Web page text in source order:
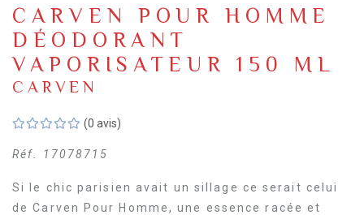
CARVEN POUR HOMME
DÉODORANT
VAPORISATEUR 150 ML
CARVEN
(0 avis)
Réf. 17078715
Si le chic parisien avait un sillage ce serait celui
de Carven Pour Homme, une essence racée et